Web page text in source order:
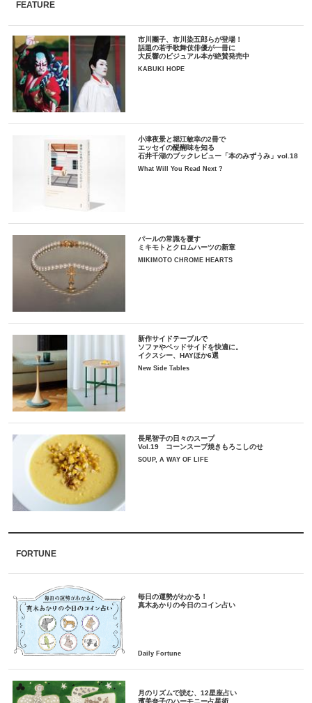
FEATURE
市川團子、市川染五郎らが登場！
話題の若手歌舞伎俳優が一冊に
大反響のビジュアル本が絶賛発売中
KABUKI HOPE
小津夜景と堀江敏幸の2冊で
エッセイの醍醐味を知る
石井千湖のブックレビュー「本のみずうみ」vol.18
What Will You Read Next ?
パールの常識を覆す
ミキモトとクロムハーツの新章
MIKIMOTO CHROME HEARTS
新作サイドテーブルで
ソファやベッドサイドを快適に。
イクスシー、HAYほか6選
New Side Tables
長尾智子の日々のスープ
Vol.19 コーンスープ焼きもろこしのせ
SOUP, A WAY OF LIFE
FORTUNE
毎日の運勢がわかる！
月のリズムで読む、12星座占い